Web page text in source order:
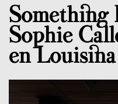
Something
Sophie
en Louisina